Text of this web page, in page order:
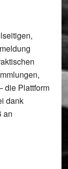
die Plattform
dank
an